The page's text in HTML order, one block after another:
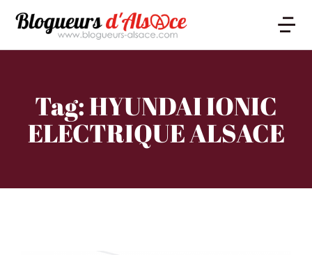
Tag: HYUNDAI IONIC
ELECTRIQUE ALSACE